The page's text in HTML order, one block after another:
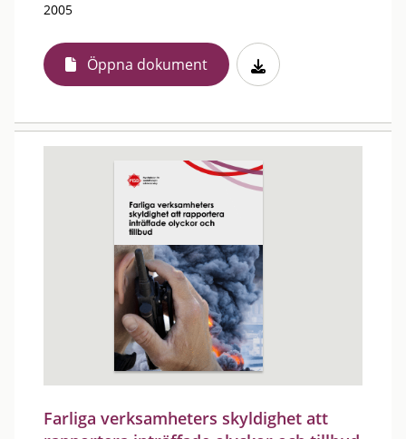
2005
Öppna dokument
Farliga verksamheters skyldighet att